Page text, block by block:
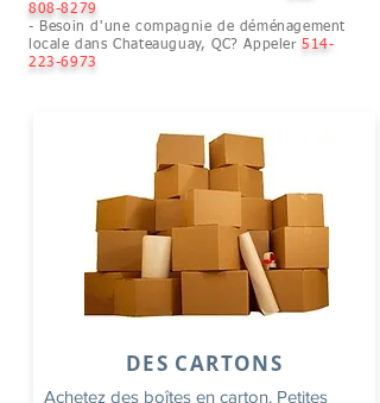
808-8279
- Besoin d'une compagnie de déménagement
locale dans Chateauguay, QC? Appeler514-
223-6973
Achetez des boîtes en carton. Petites
DES CARTONS